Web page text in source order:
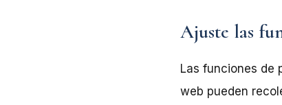
Ajuste las
Las funciones de
web pueden